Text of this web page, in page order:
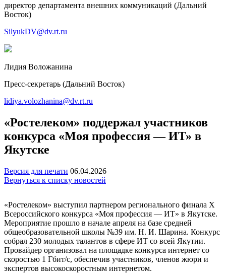
директор департамента внешних коммуникаций (Дальний
Восток)
SilyukDV@dv.rt.ru
Лидия Воложанина
Пресс-секретарь (Дальний Восток)
lidiya.volozhanina@dv.rt.ru
«Ростелеком» поддержал участников
конкурса «Моя профессия — ИТ» в
Якутске
Версия для печати 06.04.2026
Вернуться к списку новостей
«Ростелеком» выступил партнером регионального финала X
Всероссийского конкурса «Моя профессия — ИТ» в Якутске.
Мероприятие прошло в начале апреля на базе средней
общеобразовательной школы №39 им. Н. И. Шарина. Конкурс
собрал 230 молодых талантов в сфере ИТ со всей Якутии.
Провайдер организовал на площадке конкурса интернет со
скоростью 1 Гбит/с, обеспечив участников, членов жюри и
экспертов высокоскоростным интернетом.